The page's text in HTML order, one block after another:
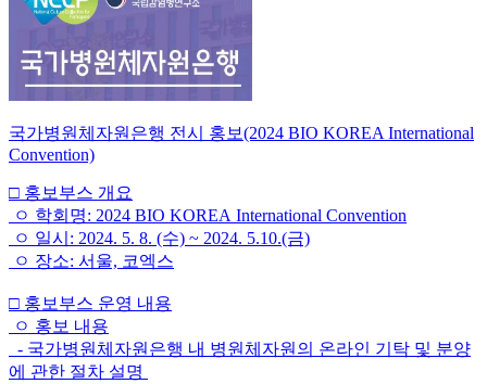
국가병원체자원은행 전시 홍보(2024 BIO KOREA International
Convention)
□ 홍보부스 개요
ㅇ 학회명: 2024 BIO KOREA International Convention
ㅇ 일시: 2024. 5. 8. (수) ~ 2024. 5.10.(금)
ㅇ 장소: 서울, 코엑스
□ 홍보부스 운영 내용
ㅇ 홍보 내용
- 국가병원체자원은행 내 병원체자원의 온라인 기탁 및 분양
에 관한 절차 설명